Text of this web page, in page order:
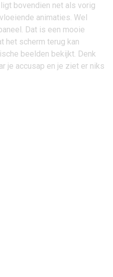
bovendien net als vorig
animaties. Wel
. Dat is een mooie
het scherm terug kan
beelden bekijkt. Denk
je accusap en je ziet er niks